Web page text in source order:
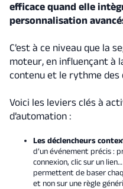
efficace quand elle
personnalisation
C’est à ce niveau que la
moteur, en influençant à
contenu et le rythme des
Voici les leviers clés à
d’automation :
Les déclencheurs
d’un événement précis :
connexion, clic sur un
permettent de baser
et non sur une règle